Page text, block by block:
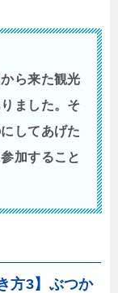
ら来た観光
ました。そ
してあげた
加すること
方3】ぶつか